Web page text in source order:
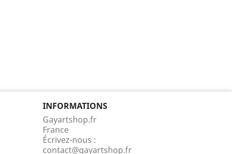
INFORMATIONS
Gayartshop.fr
France
Écrivez-nous :
contact@gayartshop.fr